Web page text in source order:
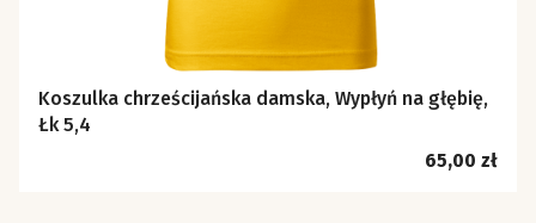
Koszulka chrześcijańska damska, Wypłyń na głębię,
Łk 5,4
Cena
65,00 zł